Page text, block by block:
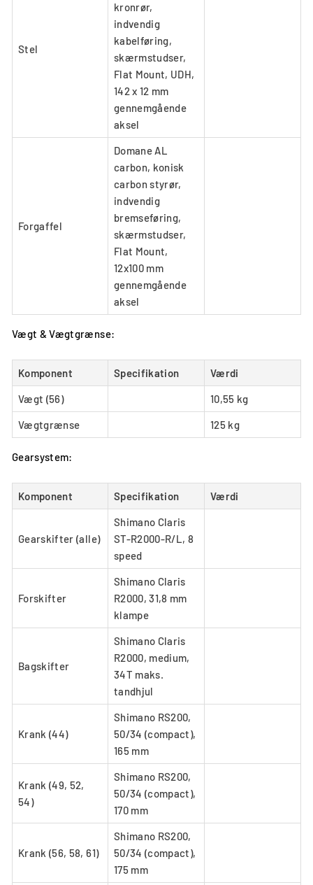
Stel
kronrør,
indvendig
kabelføring,
skærmstudser,
Flat Mount, UDH,
142 x 12 mm
gennemgående
aksel
Forgaffel
Domane AL
carbon, konisk
carbon styrør,
indvendig
bremseføring,
skærmstudser,
Flat Mount,
12x100 mm
gennemgående
aksel
Vægt & Vægtgrænse:
Komponent Specifikation Værdi
Vægt (56) 10,55 kg
Vægtgrænse 125 kg
Gearsystem:
Komponent Specifikation Værdi
Gearskifter (alle)
Shimano Claris
ST-R2000-R/L, 8
speed
Forskifter
Shimano Claris
R2000, 31,8 mm
klampe
Bagskifter
Shimano Claris
R2000, medium,
34T maks.
tandhjul
Krank (44)
Shimano RS200,
50/34 (compact),
165 mm
Krank (49, 52,
54)
Shimano RS200,
50/34 (compact),
170 mm
Krank (56, 58, 61)
Shimano RS200,
50/34 (compact),
175 mm